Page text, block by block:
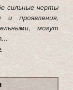
сильные черты
проявления,
могут